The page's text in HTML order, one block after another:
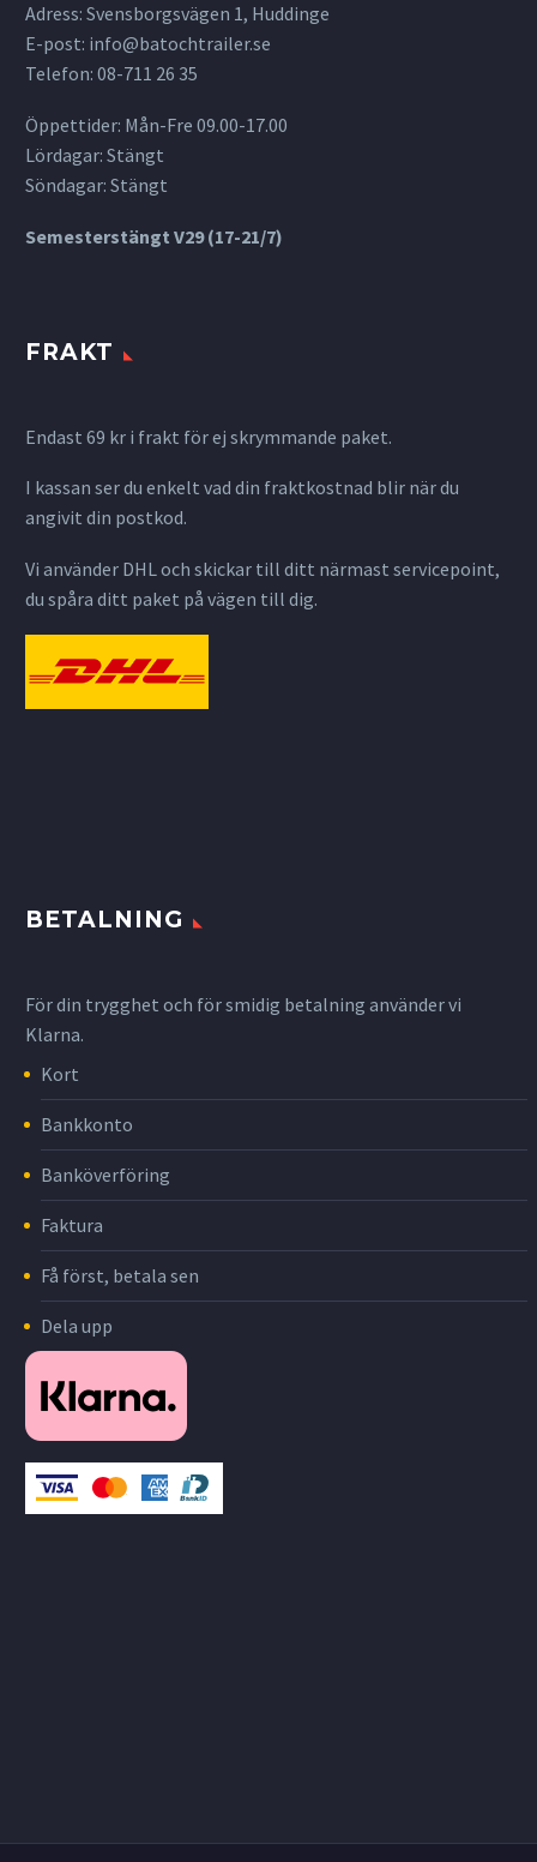
Adress: Svensborgsvägen 1, Huddinge
E-post: info@batochtrailer.se
Telefon: 08-711 26 35
Öppettider: Mån-Fre 09.00-17.00
Lördagar: Stängt
Söndagar: Stängt
Semesterstängt V29 (17-21/7)
FRAKT
Endast 69 kr i frakt för ej skrymmande paket.
I kassan ser du enkelt vad din fraktkostnad blir när du
angivit din postkod.
Vi använder DHL och skickar till ditt närmast servicepoint,
du spåra ditt paket på vägen till dig.
BETALNING
För din trygghet och för smidig betalning använder vi
Klarna.
Kort
Bankkonto
Banköverföring
Faktura
Få först, betala sen
Dela upp